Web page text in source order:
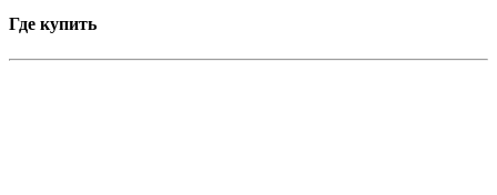
Где купить